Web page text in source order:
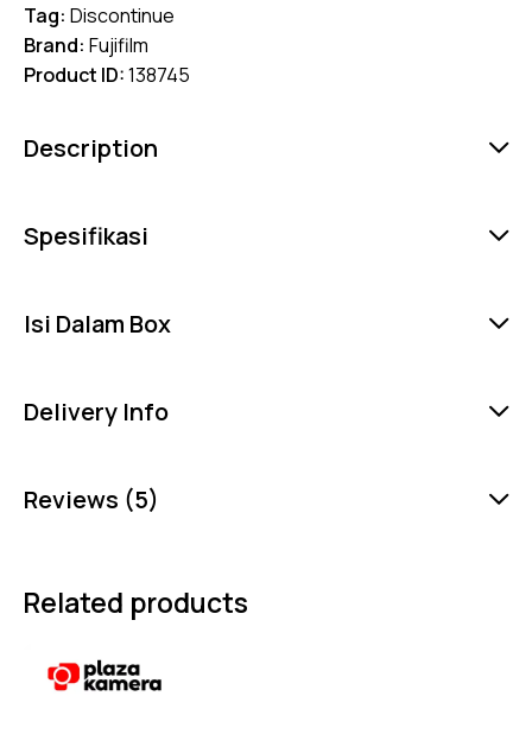
Tag: Discontinue
Brand: Fujifilm
Product ID:138745
Description
Spesifikasi
Isi Dalam Box
Delivery Info
Reviews (5)
Related products